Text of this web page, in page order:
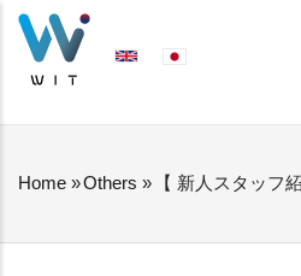
Skip
BREADCRUMB
Home »Others » 【 新人スタッフ